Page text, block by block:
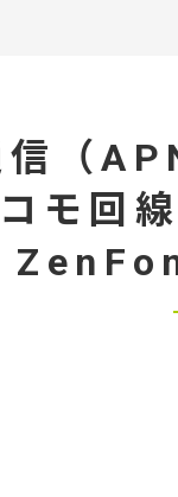
信（
モ回